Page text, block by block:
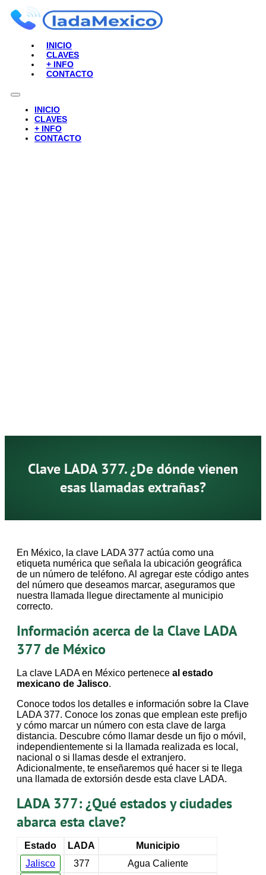
INICIO
CLAVES
+ INFO
CONTACTO
INICIO
CLAVES
+ INFO
CONTACTO
Clave LADA 377. ¿De dónde vienen
esas llamadas extrañas?
En México, la clave LADA 377 actúa como una
etiqueta numérica que señala la ubicación geográfica
de un número de teléfono. Al agregar este código antes
del número que deseamos marcar, aseguramos que
nuestra llamada llegue directamente al municipio
correcto.
Información acerca de la Clave LADA
377 de México
La clave LADA en México pertenece al estado
mexicano de Jalisco.
Conoce todos los detalles e información sobre la Clave
LADA 377. Conoce los zonas que emplean este prefijo
y cómo marcar un número con esta clave de larga
distancia. Descubre cómo llamar desde un fijo o móvil,
independientemente si la llamada realizada es local,
nacional o si llamas desde el extranjero.
Adicionalmente, te enseñaremos qué hacer si te llega
una llamada de extorsión desde esta clave LADA.
LADA 377: ¿Qué estados y ciudades
abarca esta clave?
Estado LADA
Municipio
Jalisco
377
Agua Caliente